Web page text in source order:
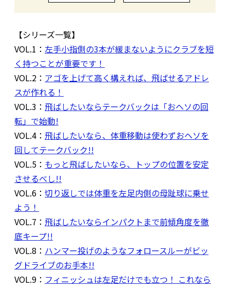
【シリーズ一覧】
VOL.1： 左手小指側の3本が緩まないようにクラブを短
く持つことが重要です！
VOL.2： アゴを上げて高く構えれば、飛ばせるアドレ
スが作れる！
VOL.3： 飛ばしたいならテークバックは「おヘソの回
転」で始動!
VOL.4： 飛ばしたいなら、体重移動は使わずおヘソを
回してテークバック!!
VOL.5： もっと飛ばしたいなら、トップの位置を安定
させるべし!!
VOL.6： 切り返しでは体重を左足内側の母趾球に乗せ
よう！
VOL.7： 飛ばしたいならインパクトまで前傾角度を徹
底キープ!!
VOL.8： ハンマー投げのようなフォロースルーがビッ
グドライブのお手本!!
VOL.9： フィニッシュは左足だけでも立つ！ これなら